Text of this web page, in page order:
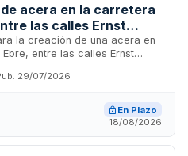
acera en la carretera
las calles Ernst
Ayuntamiento de Flix
la creación de una acera en
entre las calles Ernst
El proyecto tiene como
y seguridad vial en la zona.
aceras y sistemas de
contrato se rige por la Ley de
29/07/2026
En Plazo
18/08/2026